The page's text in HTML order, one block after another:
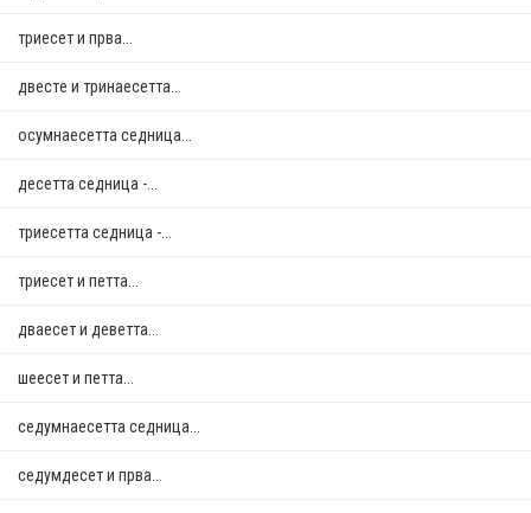
триесет и прва...
двестe и тринаесетта...
осумнaесетта седница...
десетта седница -...
триесетта седница -...
триесет и петта...
дваесет и деветта...
шеесет и петта...
седумнаесетта седница...
седумдесет и прва...